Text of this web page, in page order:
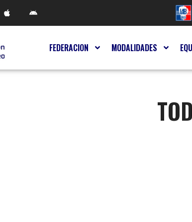
FEDERACION MODALIDADES